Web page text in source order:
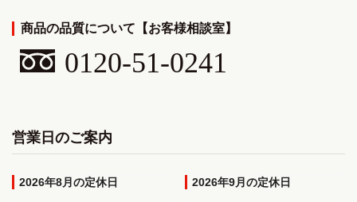
商品の品質について【お客様相談室】
0120-51-0241
営業日のご案内
2026年8月 2026年9月